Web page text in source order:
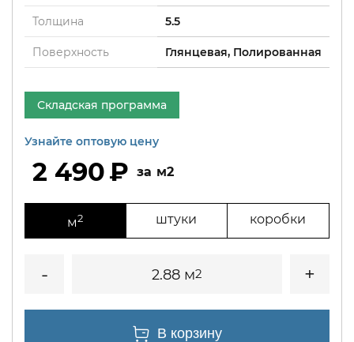
Толщина 5.5
Поверхность Глянцевая, Полированная
Складская программа
Узнайте оптовую цену
2 490 м2
м2 штуки коробки
2.88 м2